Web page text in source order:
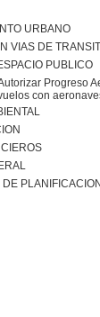
URBANO
VIAS DE
PUBLICO
Progreso
con